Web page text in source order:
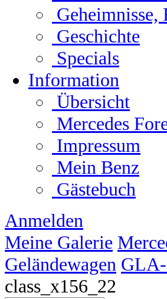
Geheimnisse,
Geschichte
Specials
Information
Übersicht
Mercedes
Impressum
Mein Benz
Gästebuch
Anmelden
Meine Galerie
Geländewagen GLA-
class_x156_22